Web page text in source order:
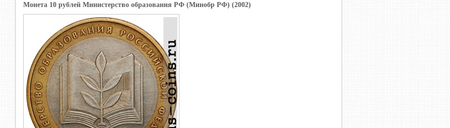
Монета 10 рублей Министерство образования РФ (Минобр РФ) (2002)